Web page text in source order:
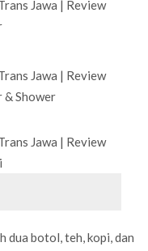
dua botol, teh, kopi, dan